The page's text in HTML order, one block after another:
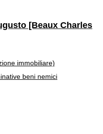
[Beaux Charles
immobiliare)
beni nemici